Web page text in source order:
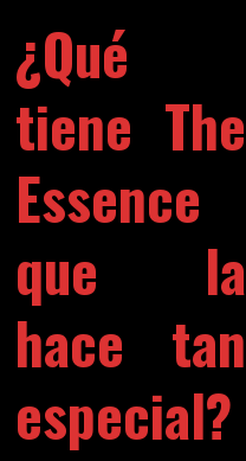
¿Qué
tiene The
Essence
que la
hace tan
especial?